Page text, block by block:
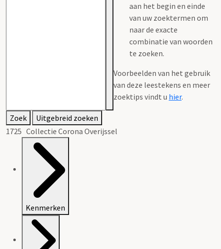
aan het begin en einde
van uw zoektermen om
naar de exacte
combinatie van woorden
te zoeken.
Voorbeelden van het gebruik
van deze leestekens en meer
zoektips vindt u hier.
Zoek
Uitgebreid zoeken
1725 Collectie Corona Overijssel
Kenmerken